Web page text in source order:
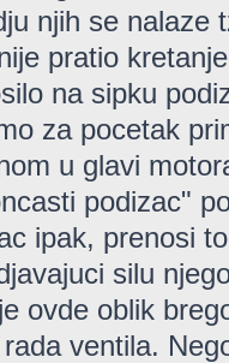
njih se nalaze
pratio
na sipku
za pocetak
u glavi
podizac"
ipak, prenosi
silu
ovde oblik
ventila.